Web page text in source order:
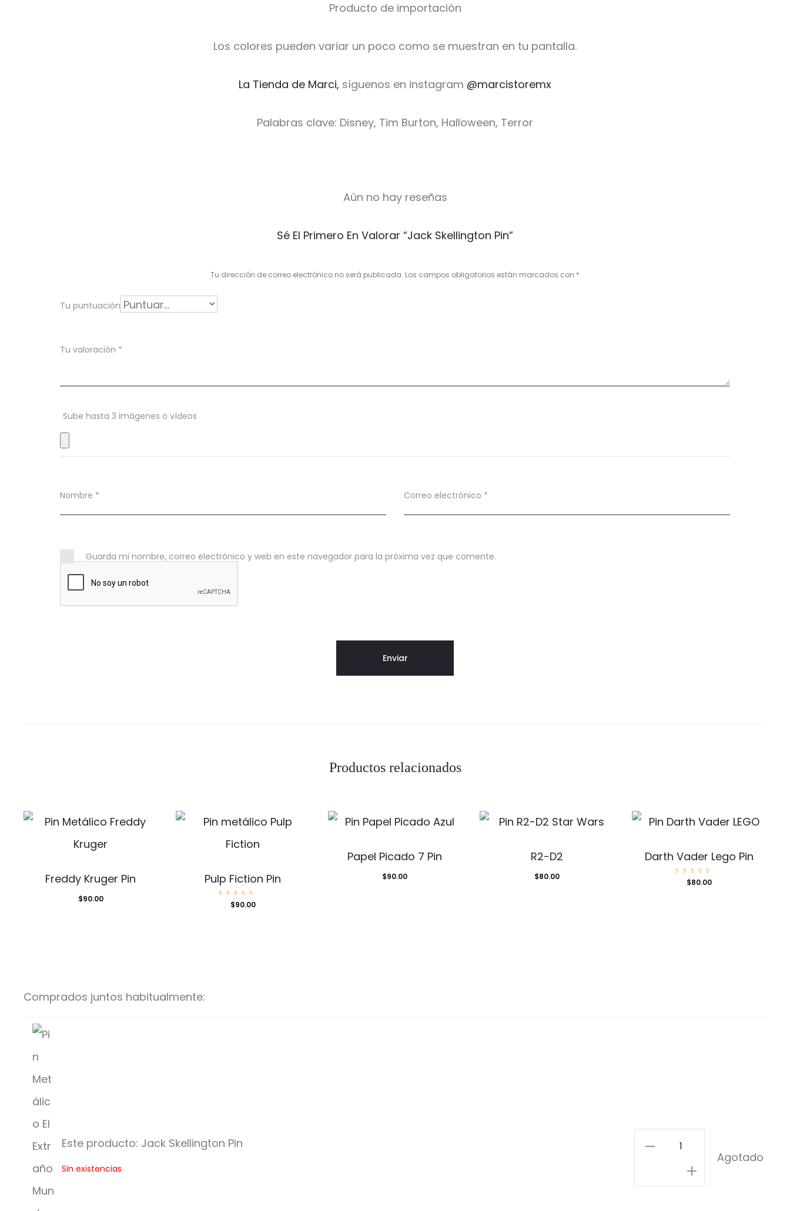
Producto de importación
Los colores pueden variar un poco como se muestran en tu pantalla.
La Tienda de Marci, síguenos en instagram @marcistoremx
Palabras clave: Disney, Tim Burton, Halloween, Terror
r
c
n
e
Aún no hay reseñas
Sé El Primero En Valorar “Jack Skellington Pin”
Tu dirección de correo electrónico no será publicada. Los campos obligatorios están marcados con *
Tu puntuación
Tu valoración *
Sube hasta 3 imágenes o vídeos
Nombre * Correo electrónico *
Guarda mi nombre, correo electrónico y web en este navegador para la próxima vez que comente.
Productos relacionados
Freddy Kruger Pin
$90.00
Pulp Fiction Pin
Valorad
o con
$90.00
Papel Picado 7 Pin
$90.00
R2-D2
$80.00
Darth Vader Lego Pin
Valorad
o con
$80.00
Comprados juntos habitualmente:
a
Este producto: Jack Skellington Pin
Sin existencias
Jack
Skellington
Pin
Agotado